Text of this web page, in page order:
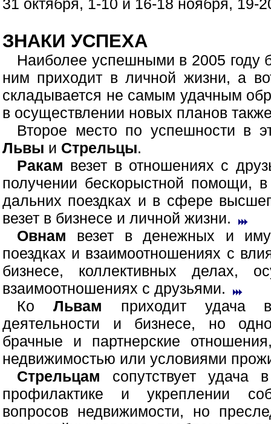
31 октября, 1-10 и 16-18 ноября, 19-
ЗНАКИ УСПЕХА
Наиболее успешными в 2005 году
ним приходит в личной жизни, а
складывается не самым удачным
в осуществлении новых планов
Второе место по успешности в
Львы и Стрельцы.
Ракам везет в отношениях с
получении бескорыстной помощи,
дальних поездках и в сфере
везет в бизнесе и личной жизни.
Овнам везет в денежных и
поездках и взаимоотношениях с
бизнесе, коллективных делах,
взаимоотношениях с друзьями.
Ко Львам приходит удача в
деятельности и бизнесе, но
брачные и партнерские
недвижимостью или условиями
Стрельцам сопутствует
профилактике и укреплении
вопросов недвижимости, но